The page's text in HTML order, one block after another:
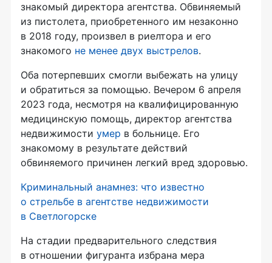
знакомый директора агентства. Обвиняемый
из пистолета, приобретенного им незаконно
в 2018 году, произвел в риелтора и его
знакомого не менее двух выстрелов.
Оба потерпевших смогли выбежать на улицу
и обратиться за помощью. Вечером 6 апреля
2023 года, несмотря на квалифицированную
медицинскую помощь, директор агентства
недвижимости умер в больнице. Его
знакомому в результате действий
обвиняемого причинен легкий вред здоровью.
Криминальный анамнез: что известно
о стрельбе в агентстве недвижимости
в Светлогорске
На стадии предварительного следствия
в отношении фигуранта избрана мера